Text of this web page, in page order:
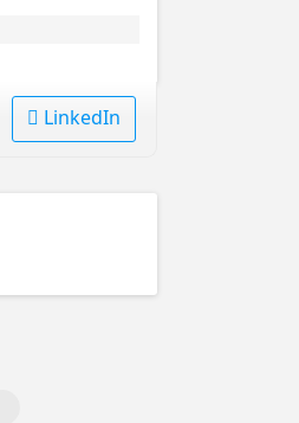
LinkedIn